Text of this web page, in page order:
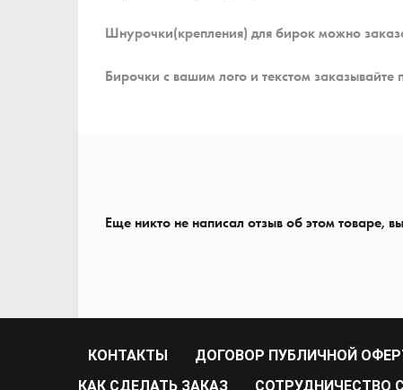
Шнурочки(крепления) для бирок можно
Бирочки с вашим лого и текстом заказывайте
Еще никто не написал отзыв об этом товаре,
КОНТАКТЫ ДОГОВОР ПУБЛИЧНОЙ
КАК СДЕЛАТЬ ЗАКАЗ
CОТРУДНИЧЕСТВО С